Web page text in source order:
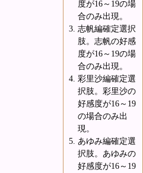
度が16～19の場
合のみ出現。
志帆編確定選択
肢。志帆の好感
度が16～19の場
合のみ出現。
彩里沙編確定選
択肢。彩里沙の
好感度が16～19
の場合のみ出
現。
あゆみ編確定選
択肢。あゆみの
好感度が16～19